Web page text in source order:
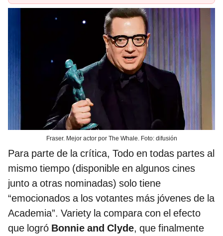
Fraser. Mejor actor por The Whale. Foto: difusión
Para parte de la crítica, Todo en todas partes al
mismo tiempo (disponible en algunos cines
junto a otras nominadas) solo tiene
“emocionados a los votantes más jóvenes de la
Academia”. Variety la compara con el efecto
que logró Bonnie and Clyde, que finalmente